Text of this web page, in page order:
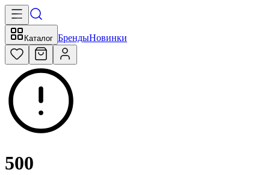
Каталог БрендыНовинки
500